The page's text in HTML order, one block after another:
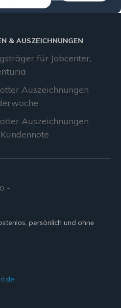
& AUSZEICHNUNGEN
persönlich und ohne